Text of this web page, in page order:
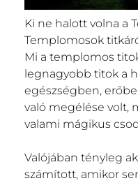
Ki ne halott volna a
Templomosok
Mi a templomos
legnagyobb titok a
egészségben,
való megélése volt,
valami mágikus
Valójában tényleg
számított, amikor